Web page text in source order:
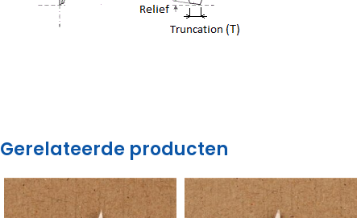
Gerelateerde producten